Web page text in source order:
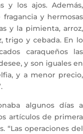
y los ajos. Además,
y hermosas
y la pimienta, arroz,
trigo y cebada. En lo
caraqueños las
y son iguales en
y a menor precio,
algunos días a
artículos de primera
“Las operaciones del